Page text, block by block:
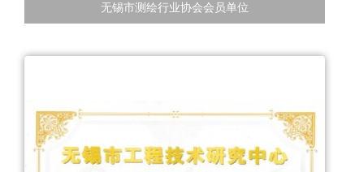
无锡市测绘行业协会会员单位